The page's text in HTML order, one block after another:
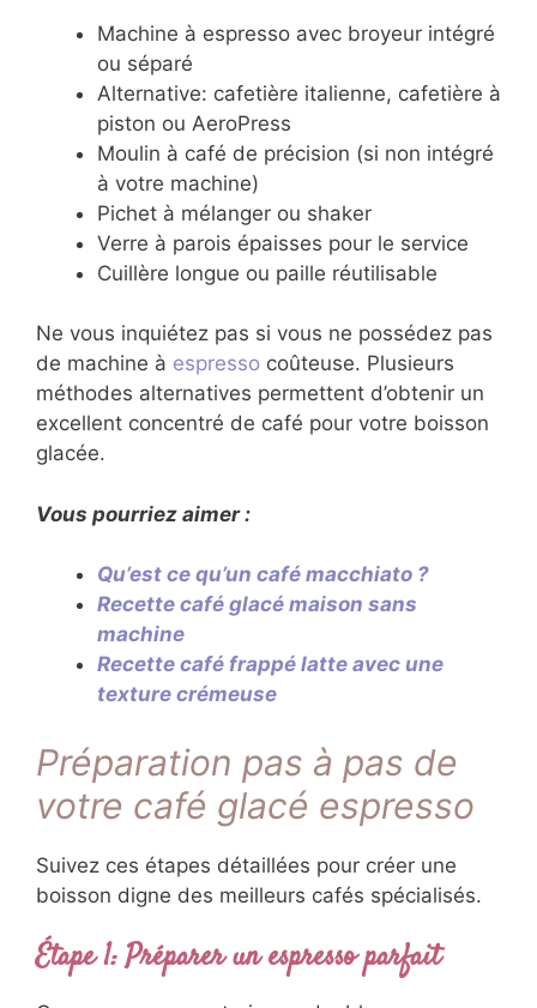
Machine à espresso avec broyeur intégré
ou séparé
Alternative: cafetière italienne, cafetière à
piston ou AeroPress
Moulin à café de précision (si non intégré
à votre machine)
Pichet à mélanger ou shaker
Verre à parois épaisses pour le service
Cuillère longue ou paille réutilisable
Ne vous inquiétez pas si vous ne possédez pas
de machine à espresso coûteuse. Plusieurs
méthodes alternatives permettent d’obtenir un
excellent concentré de café pour votre boisson
glacée.
Vous pourriez aimer :
Qu’est ce qu’un café macchiato ?
Recette café glacé maison sans
machine
Recette café frappé latte avec une
texture crémeuse
Préparation pas à pas de
votre café glacé espresso
Suivez ces étapes détaillées pour créer une
boisson digne des meilleurs cafés spécialisés.
Étape 1: Préparer un espresso parfait